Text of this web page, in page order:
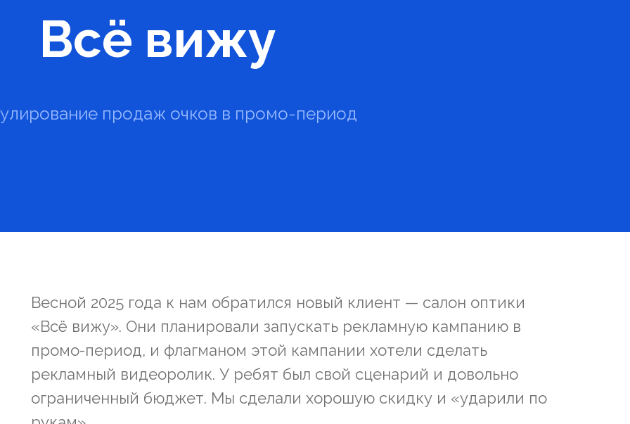
Всё вижу
продаж очков в промо-период
Весной 2025 года к нам обратился новый клиент — салон оптики
«Всё вижу». Они планировали запускать рекламную кампанию в
промо-период, и флагманом этой кампании хотели сделать
рекламный видеоролик. У ребят был свой сценарий и довольно
ограниченный бюджет. Мы сделали хорошую скидку и «ударили по